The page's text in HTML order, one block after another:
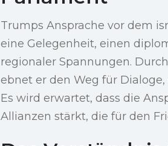
Trumps Ansprache vor dem
eine Gelegenheit, einen
regionaler Spannungen.
ebnet er den Weg für
Es wird erwartet, dass die
Allianzen stärkt, die für den